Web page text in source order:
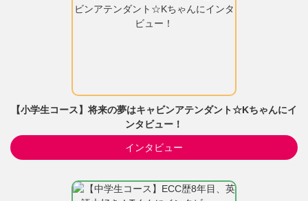
【小学生コース】将来の夢はキャビンアテンダント☆Kちゃんにイ
ンタビュー！
インタビュー